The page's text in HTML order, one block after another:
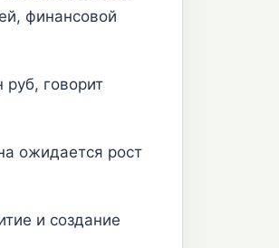
финансовой
говорит
ожидается рост
и создание